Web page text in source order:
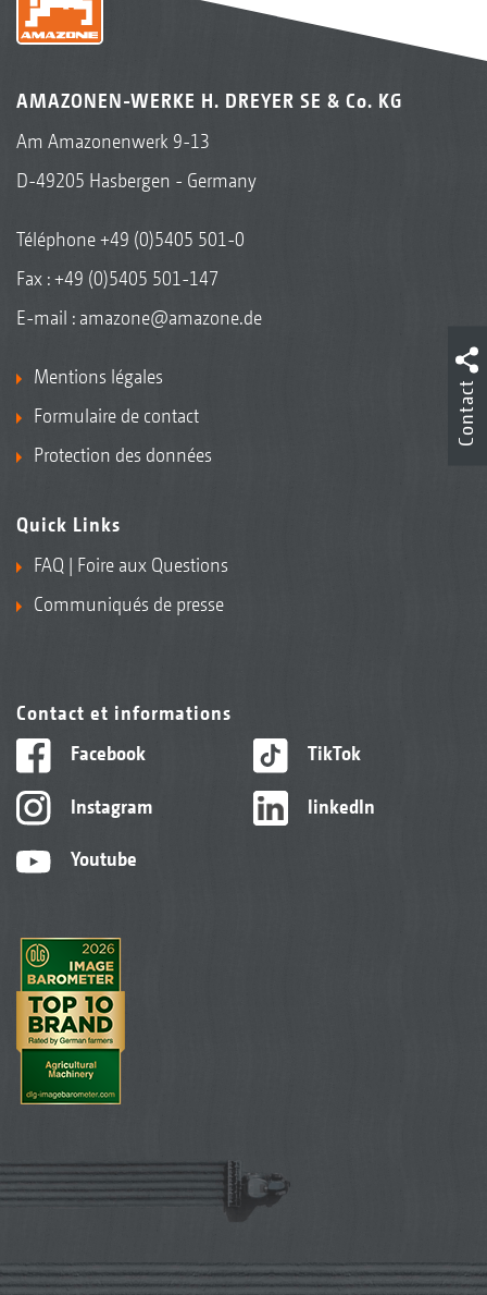
AMAZONEN-WERKE H. DREYER SE & Co. KG
Am Amazonenwerk 9-13
D-49205 Hasbergen - Germany
Téléphone+49 (0)5405 501-0
Fax : +49 (0)5405 501-147
E-mail : amazone@amazone.de
Mentions légales
Formulaire de contact
Protection des données
Quick Links
FAQ | Foire aux Questions
Communiqués de presse
Contact et informations
Facebook
Instagram
Youtube
TikTok
linkedIn
Contact